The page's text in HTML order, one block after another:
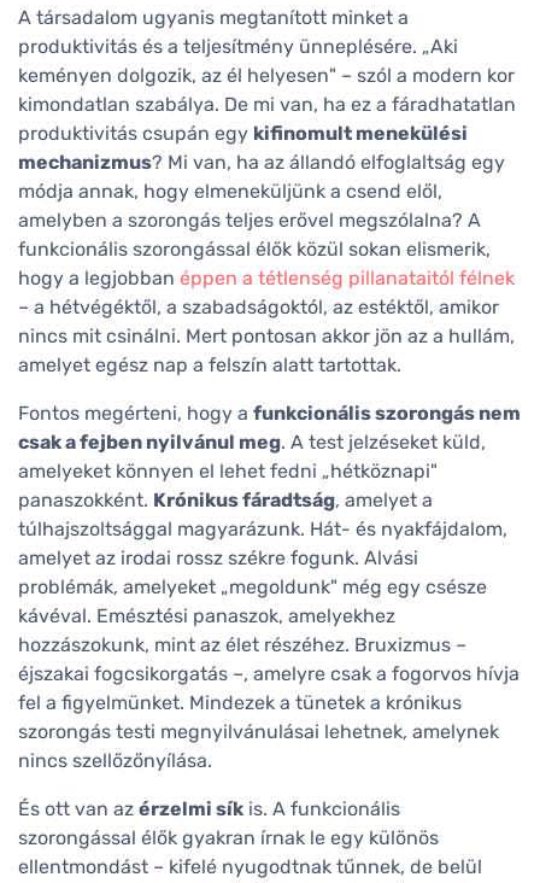
A társadalom ugyanis megtanított minket a
produktivitás és a teljesítmény ünneplésére. „Aki
keményen dolgozik, az él helyesen" – szól a modern kor
kimondatlan szabálya. De mi van, ha ez a fáradhatatlan
produktivitás csupán egy kifinomult menekülési
mechanizmus? Mi van, ha az állandó elfoglaltság egy
módja annak, hogy elmeneküljünk a csend elől,
amelyben a szorongás teljes erővel megszólalna? A
funkcionális szorongással élők közül sokan elismerik,
hogy a legjobban éppen a tétlenség pillanataitól félnek
– a hétvégéktől, a szabadságoktól, az estéktől, amikor
nincs mit csinálni. Mert pontosan akkor jön az a hullám,
amelyet egész nap a felszín alatt tartottak.
Fontos megérteni, hogy a funkcionális szorongás nem
csak a fejben nyilvánul meg. A test jelzéseket küld,
amelyeket könnyen el lehet fedni „hétköznapi"
panaszokként. Krónikus fáradtság, amelyet a
túlhajszoltsággal magyarázunk. Hát- és nyakfájdalom,
amelyet az irodai rossz székre fogunk. Alvási
problémák, amelyeket „megoldunk" még egy csésze
kávéval. Emésztési panaszok, amelyekhez
hozzászokunk, mint az élet részéhez. Bruxizmus –
éjszakai fogcsikorgatás –, amelyre csak a fogorvos hívja
fel a figyelmünket. Mindezek a tünetek a krónikus
szorongás testi megnyilvánulásai lehetnek, amelynek
nincs szellőzőnyílása.
És ott van az érzelmi sík is. A funkcionális
szorongással élők gyakran írnak le egy különös
ellentmondást – kifelé nyugodtnak tűnnek, de belül